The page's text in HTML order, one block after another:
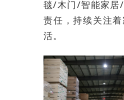
毯/木门/智能家居
责任，持续关注
活。